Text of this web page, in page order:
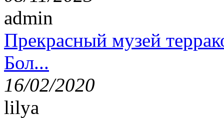
admin
Прекрасный музей
Бол...
16/02/2020
lilya